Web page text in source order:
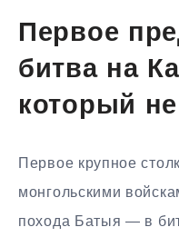
Первое
битва на
который
Первое крупное
монгольскими
похода Батыя — в